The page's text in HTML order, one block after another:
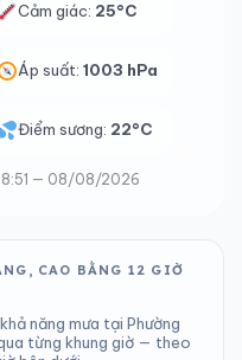
Cảm giác: 25°C
Áp suất:1003 hPa
Điểm sương: 22°C
— 08/08/2026
CAO BẰNG 12 GIỜ
năng mưa tại Phường
từng khung giờ — theo